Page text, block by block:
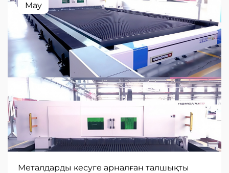
May
Металдарды кесуге арналған талшықты